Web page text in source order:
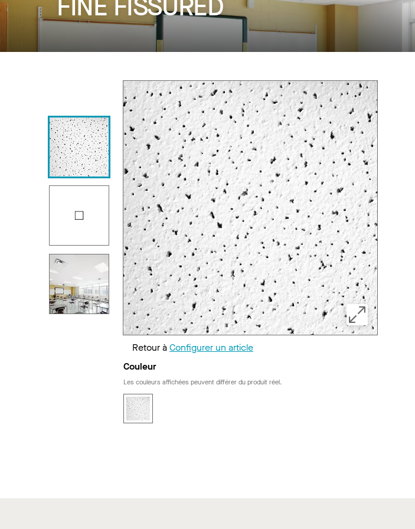
Retour àConfigurer un article
Couleur
Les couleurs affichées peuvent différer du produit réel.